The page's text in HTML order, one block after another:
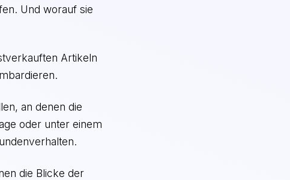
Und worauf sie
Artikeln
an denen die
oder unter einem
die Blicke der